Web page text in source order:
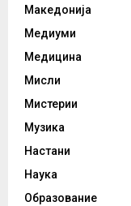
Македонија
Медиуми
Медицина
Мисли
Мистерии
Музика
Настани
Наука
Образование